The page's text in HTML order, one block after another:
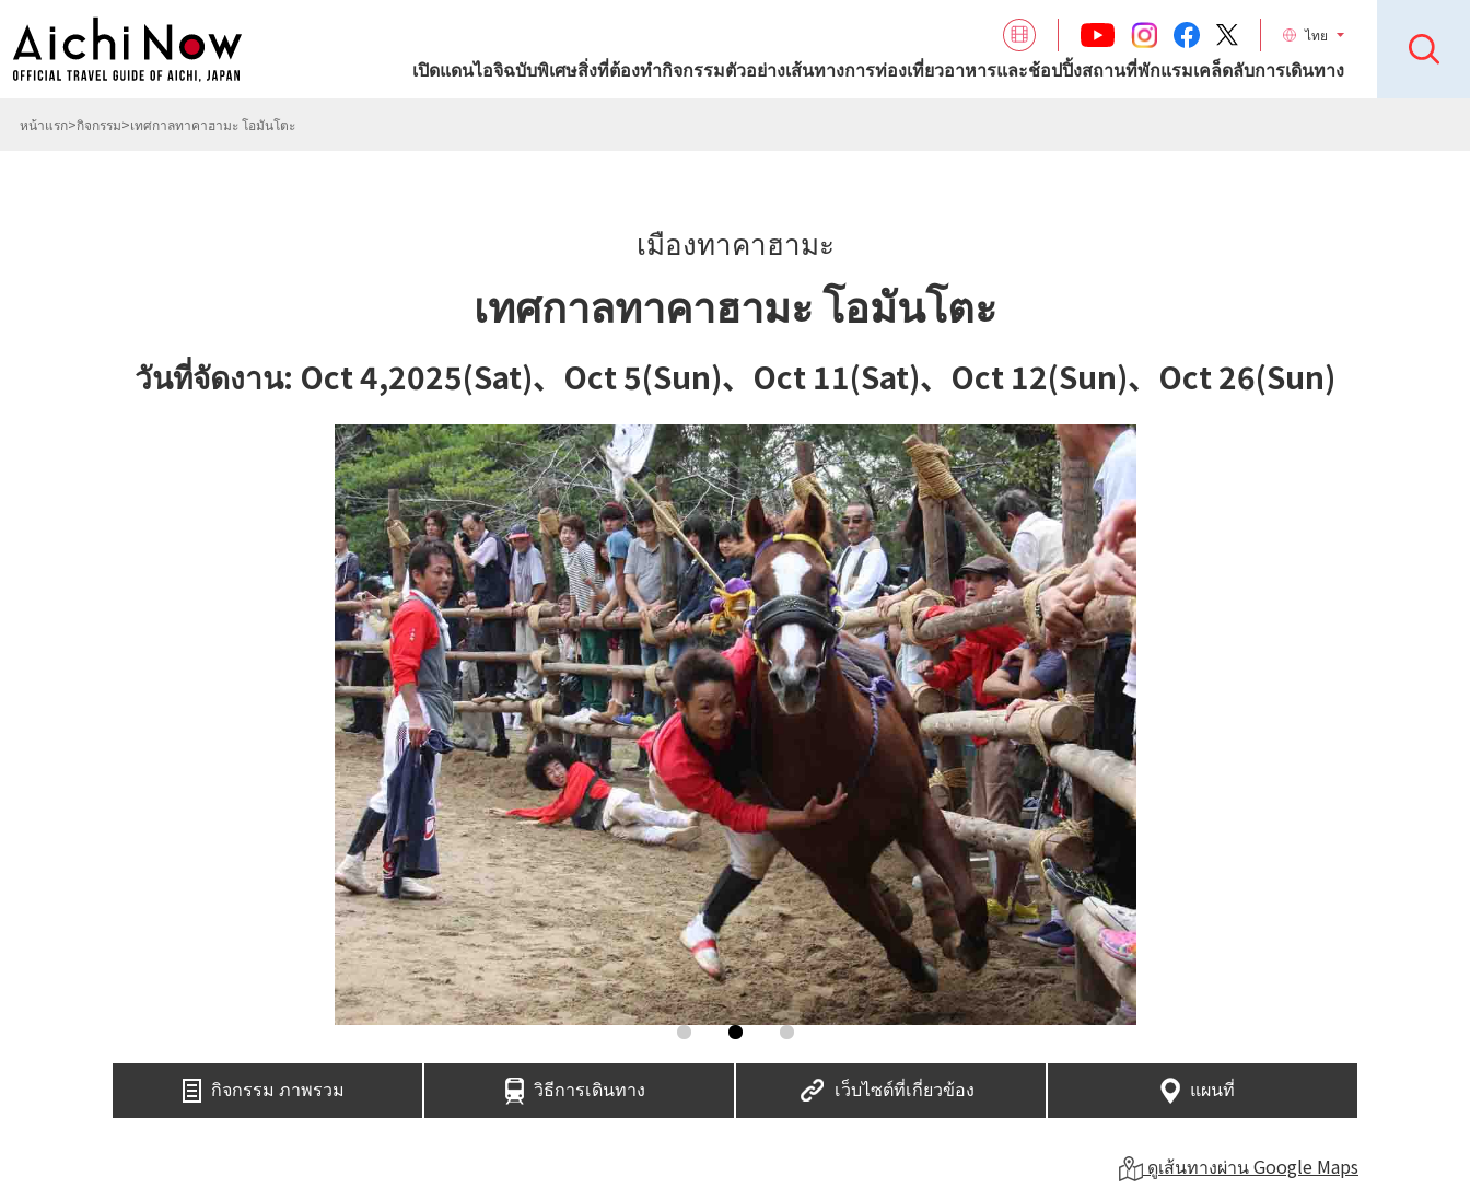
ไทย
เปิดแดนไอจิฉบับพิเศษสิ่งที่ต้องทำกิจกรรมตัวอย่างเส้นทางการท่องเที่ยวอาหารและช้อปปิ้งสถานที่พักแรมเคล็ดลับการเดินทาง
หน้าแรก กิจกรรม เทศกาลทาคาฮามะ โอมันโตะ
เมืองทาคาฮามะ
เทศกาลทาคาฮามะ โอมันโตะ
วันที่จัดงาน: Oct 4,2025(Sat)、Oct 5(Sun)、Oct 11(Sat)、Oct 12(Sun)、Oct 26(Sun)
กิจกรรม ภาพรวม วิธีการเดินทาง เว็บไซต์ที่เกี่ยวข้อง แผนที่
ดูเส้นทางผ่าน Google Maps